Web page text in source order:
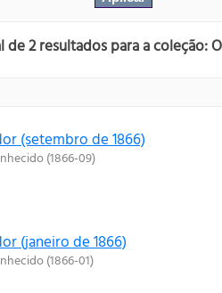
2 resultados para a coleção:
(setembro de 1866)
(1866-09)
(janeiro de 1866)
(1866-01)